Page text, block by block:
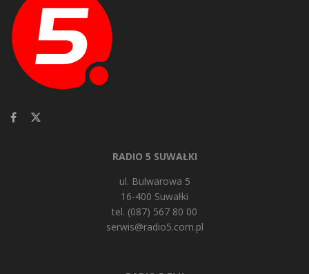
RADIO 5 SUWAŁKI
ul. Bulwarowa 5
16-400 Suwałki
tel. (087) 567 80 00
serwis@radio5.com.pl